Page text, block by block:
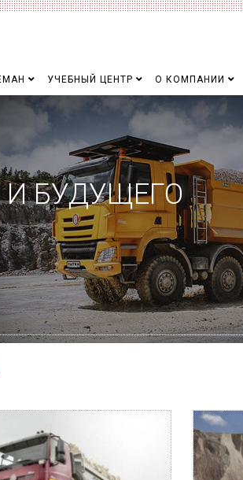
УЧЕБНЫЙ ЦЕНТР О КОМПАНИИ
БУДУЩЕГО